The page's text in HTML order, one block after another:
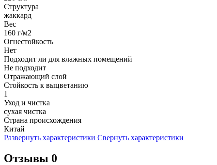
Структура
жаккард
Вес
160 г/м2
Огнестойкость
Нет
Подходит ли для влажных помещений
Не подходит
Отражающий слой
Стойкость к выцветанию
1
Уход и чистка
сухая чистка
Страна происхождения
Китай
Развернуть характеристики Свернуть характеристики
Отзывы 0